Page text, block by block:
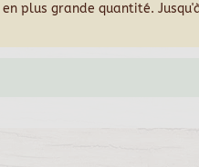
plus grande quantité.